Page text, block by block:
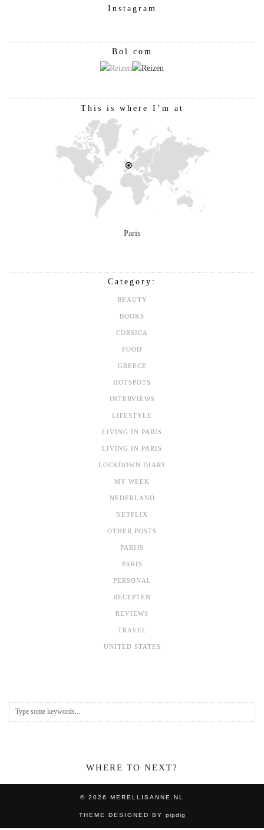
Instagram
Bol.com
This is where I’m at
Paris
Category:
BEAUTY
BOOKS
CORSICA
FOOD
GREECE
HOTSPOTS
INTERVIEWS
LIFESTYLE
LIVING IN PARIS
LIVING IN PARIS
LOCKDOWN DIARY
MY WEEK
NEDERLAND
NETFLIX
OTHER POSTS
PARIJS
PARIS
PERSONAL
RECEPTEN
REVIEWS
TRAVEL
UNITED STATES
WHERE TO NEXT?
© 2026 MERELLISANNE.NL
THEME DESIGNED BY pipdig